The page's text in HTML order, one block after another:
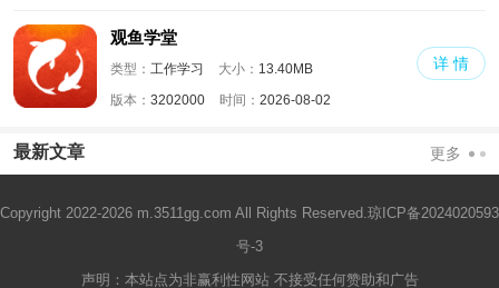
观鱼学堂
类型： 工作学习 大小： 13.40MB
版本： 3202000 时间： 2026-08-02
详 情
最新文章 更多
Copyright 2022-2026 m.3511gg.com All Rights Reserved.琼ICP备2024020593
号-3
声明：本站点为非赢利性网站 不接受任何赞助和广告